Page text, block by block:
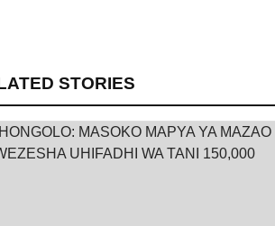
STORIES